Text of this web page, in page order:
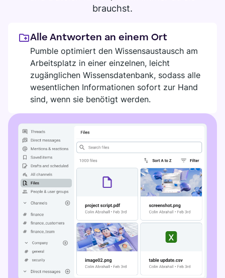
Google Drive
All Integrationen anzeigen
MARKTPLATZ
Entdecke neue Apps, die perfekt zu den Anforderungen
deines Teams passen
Marktplatz besuchen
Verbinde dein Team, deine Partner und deine Tools
Entdecke das digitale HQ
brauchst.
Alle Antworten an einem Ort
Pumble optimiert den Wissensaustausch am
Arbeitsplatz in einer einzelnen, leicht
zugänglichen Wissensdatenbank, sodass alle
wesentlichen Informationen sofort zur Hand
sind, wenn sie benötigt werden.